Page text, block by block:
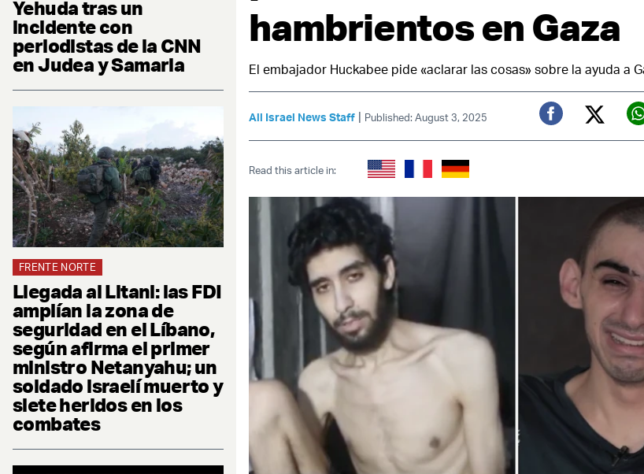
Yehuda tras un
incidente con
periodistas de la CNN
en Judea y Samaria
FRENTE NORTE
Llegada al Litani: las FDI
amplían la zona de
seguridad en el Líbano,
según afirma el primer
ministro Netanyahu; un
soldado israelí muerto y
siete heridos en los
combates
hambrientos en Gaza
El embajador Huckabee pide «aclarar las cosas» sobre la ayuda a
All Israel News Staff | Published: August 3, 2025
Read this article in: